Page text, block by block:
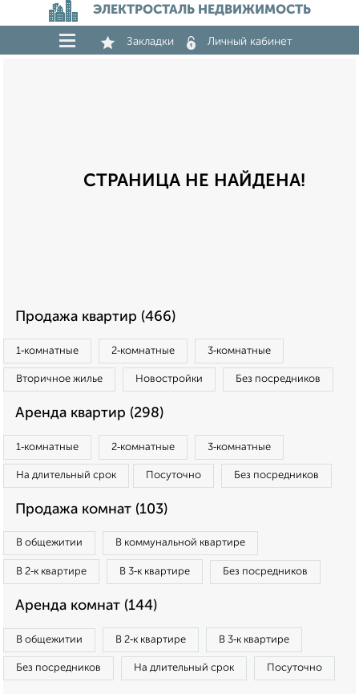
ЭЛЕКТРОСТАЛЬ НЕДВИЖИМОСТЬ
Закладки Личный кабинет
СТРАНИЦА НЕ НАЙДЕНА!
Продажа квартир (466)
1‑комнатные 2‑комнатные 3‑комнатные
Вторичное жилье Новостройки Без посредников
Аренда квартир (298)
1‑комнатные 2‑комнатные 3‑комнатные
На длительный срок Посуточно Без посредников
Продажа комнат (103)
В общежитии В коммунальной квартире
В 2‑к квартире В 3‑к квартире Без посредников
Аренда комнат (144)
В общежитии В 2‑к квартире В 3‑к квартире
Без посредников На длительный срок Посуточно